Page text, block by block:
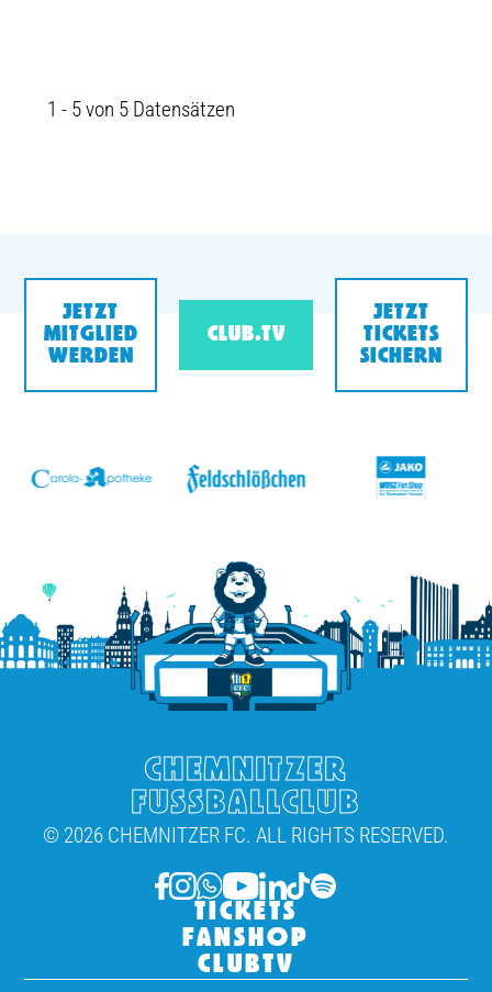
1 - 5 von 5 Datensätzen
JETZT
MITGLIED
WERDEN
CLUB.TV
JETZT
TICKETS
SICHERN
CHEMNITZER
FUSSBALLCLUB
© 2026 CHEMNITZER FC. ALL RIGHTS RESERVED.
TICKETS
FANSHOP
CLUBTV